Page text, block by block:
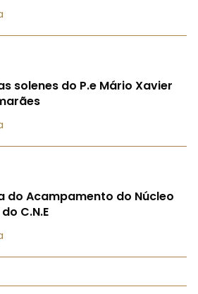
solenes do P.e Mário Xavier
do Acampamento do Núcleo
C.N.E